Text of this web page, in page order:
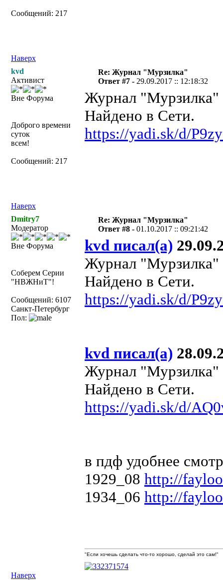
Сообщений: 217
Наверх
kvd
Активист
Вне Форума
Доброго времени
суток
всем!
Сообщений: 217
Re: Журнал "Мурзилка"
Ответ #7 - 29.09.2017 :: 12:18:32
Журнал "Мурзилка"
Найдено в Сети.
https://yadi.sk/d/
Наверх
Dmitry7
Модератор
Вне Форума
Соберем Серии
"НВЖНиТ"!
Сообщений: 6107
Санкт-Петербург
Пол:
Re: Журнал "Мурзилка"
Ответ #8 -01.10.2017 :: 09:21:42
kvd писал(а)
Журнал "Мурзилка"
Найдено в Сети.
https://yadi.sk/d/
kvd писал(а)
Журнал "Мурзилка"
Найдено в Сети.
https://yadi.sk/d/
в пдф удобнее
1929_08 http://
1934_06 http://
Наверх
"Если хочешь сделать что-то хорошо, сделай это сам!"